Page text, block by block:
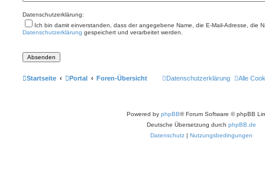
Datenschutzerklärung:
Ich bin damit einverstanden, dass der angegebene Name, die E-Mail-Adresse, die
Datenschutzerklärung gespeichert und verarbeitet werden.
Startseite Portal Foren-Übersicht Alle
Datenschutzerklärung
Powered by phpBB® Forum Software © phpBB
Deutsche Übersetzung durch phpBB.de
Datenschutz | Nutzungsbedingungen